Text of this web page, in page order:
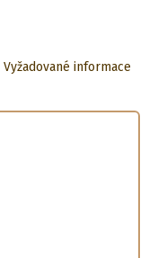
Vyžadované informace